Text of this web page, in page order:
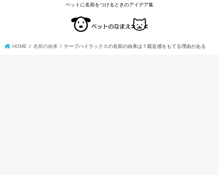
ペットに名前をつけるときのアイデア集
HOME 名前の由来 ケープハイラックスの名前の由来は？親近感をもてる理由がある